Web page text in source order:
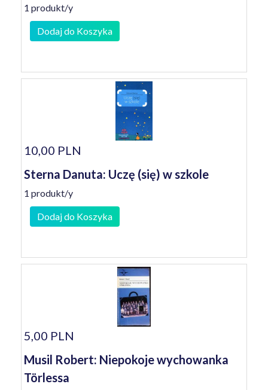
1 produkt/y
Dodaj do Koszyka
10,00 PLN
Sterna Danuta: Uczę (się) w szkole
1 produkt/y
Dodaj do Koszyka
5,00 PLN
Musil Robert: Niepokoje wychowanka
Törlessa